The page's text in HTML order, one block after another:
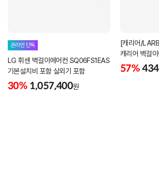
온라인 단독
LG 휘센 벽걸이에어컨 SQ06FS1EAS
기본설치비 포함 실외기 포함
30% 1,057,400원
[캐리어/
캐리어 벽걸
전국배송비없
57%